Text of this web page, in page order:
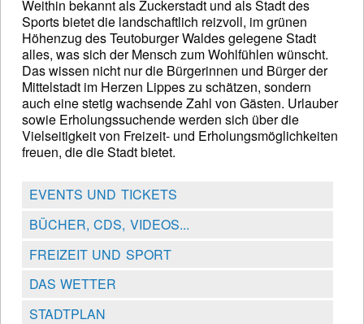
Weithin bekannt als Zuckerstadt und als Stadt des
Sports bietet die landschaftlich reizvoll, im grünen
Höhenzug des Teutoburger Waldes gelegene Stadt
alles, was sich der Mensch zum Wohlfühlen wünscht.
Das wissen nicht nur die Bürgerinnen und Bürger der
Mittelstadt im Herzen Lippes zu schätzen, sondern
auch eine stetig wachsende Zahl von Gästen. Urlauber
sowie Erholungssuchende werden sich über die
Vielseitigkeit von Freizeit- und Erholungsmöglichkeiten
freuen, die die Stadt bietet.
EVENTS UND TICKETS
BÜCHER, CDS, VIDEOS...
FREIZEIT UND SPORT
DAS WETTER
STADTPLAN